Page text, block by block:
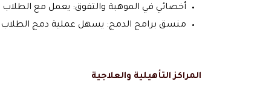
أخصائي في الموهبة والتفوق: يعمل مع الطلاب
منسق برامج الدمج: يسهل عملية دمج الطلاب
المراكز التأهيلية والعلاجية